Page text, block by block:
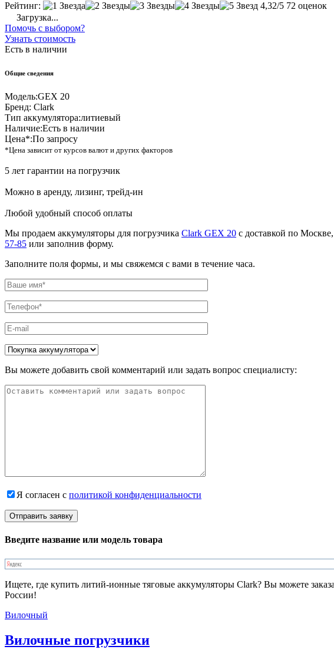
Рейтинг: 4,32/5 72 оценок
Загрузка...
Помочь с выбором?
Узнать стоимость
Есть в наличии
Общие сведения
Модель:GEX 20
Бренд: Clark
Тип аккумулятора:литиевый
Наличие:Есть в наличии
Цена*:По запросу
*Цена зависит от курсов валют и других факторов
5 лет гарантии на погрузчик
Можно в аренду, лизинг, трейд-ин
Любой удобный способ оплаты
Мы продаем аккумуляторы для погрузчика Clark GEX 20 с доставкой по
57-85 или заполнив форму.
Заполните поля формы, и мы свяжемся с вами в течение часа.
Вы можете добавить свой комментарий или задать вопрос специалисту:
Я согласен с политикой конфиденциальности
Введите название или модель товара
Ищете, где купить литий-ионные тяговые аккумуляторы Clark? Вы можете
России!
Вилочный
Вилочные погрузчики